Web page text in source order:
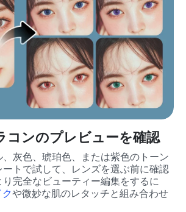
コンのプレビューを確認
灰色、琥珀色、または紫色のトーン
ートで試して、レンズを選ぶ前に確認
り完全なビューティー編集をするに
や微妙な肌のレタッチと組み合わせ